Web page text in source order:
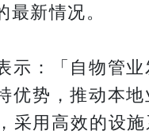
新情况。
示：「自物管
优势，推动本
采用高效的设